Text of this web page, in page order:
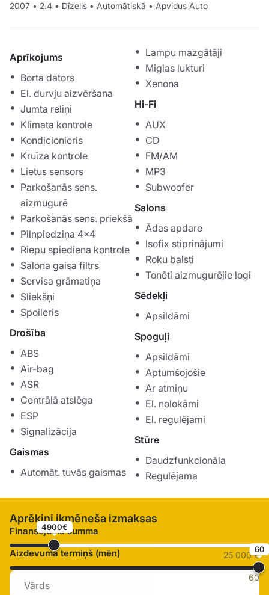
2007 • 2.4 • Dīzelis • Automātiskā • Apvidus Auto
Aprīkojums
Borta dators
El. durvju aizvēršana
Jumta reliņi
Klimata kontrole
Kondicionieris
Kruīza kontrole
Lietus sensors
Parkošanās sens.
aizmugurē
Parkošanās sens. priekšā
Pilnpiedziņa 4x4
Riepu spiediena kontrole
Salona gaisa filtrs
Servisa grāmatiņa
Sliekšņi
Spoileris
Drošība
ABS
Air-bag
ASR
Centrālā atslēga
ESP
Signalizācija
Gaismas
Automāt. tuvās gaismas
Lampu mazgātāji
Miglas lukturi
Xenona
Hi-Fi
AUX
CD
FM/AM
MP3
Subwoofer
Salons
Ādas apdare
Isofix stiprinājumi
Roku balsti
Tonēti aizmugurējie logi
Sēdekļi
Apsildāmi
Spoguļi
Apsildāmi
Aptumšojošie
Ar atmiņu
El. nolokāmi
El. regulējami
Stūre
Daudzfunkcionāla
Regulējama
Aprēķini ikmēneša izmaksas
Finansējuma summa
4900€
25 000 €
Aizdevuma termiņš (mēn) 60
60